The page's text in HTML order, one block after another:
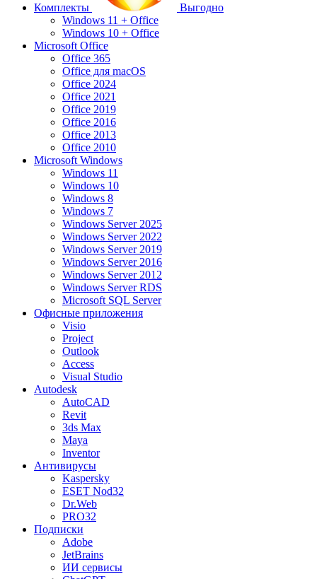
Комплекты
Выгодно
Windows 11 + Office
Windows 10 + Office
Microsoft Office
Office 365
Office для macOS
Office 2024
Office 2021
Office 2019
Office 2016
Office 2013
Office 2010
Microsoft Windows
Windows 11
Windows 10
Windows 8
Windows 7
Windows Server 2025
Windows Server 2022
Windows Server 2019
Windows Server 2016
Windows Server 2012
Windows Server RDS
Microsoft SQL Server
Офисные приложения
Visio
Project
Outlook
Access
Visual Studio
Autodesk
AutoCAD
Revit
3ds Max
Maya
Inventor
Антивирусы
Kaspersky
ESET Nod32
Dr.Web
PRO32
Подписки
Adobe
JetBrains
ИИ сервисы